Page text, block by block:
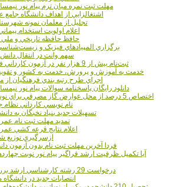
مهلت ثبت نمره میان ترم پیام نور نیمسال
اشتغالزايي از اهداف دانشگاه
تجليل از معلمان نمونه
اعلام اولويت استخدام پيماني 5 هزار
حافظ حافظه تاريخي و ملي
برگزاري المپيادهاي فيزيک و
سهم وانت در انتقال دانش
ثبت‌نام بيش از 9 هزار نفر در آزمون کارداني فني و حرفه‌اي
خدمت به آموزش و پرورش، خدمت به کشور و
اجراي طرح رتبه بندي فرهنگيان از
دانلود رایگان پاسخنامه سوالات پیام نور نیمسال
اختصاص 5 درصد از محل عوارض گاز مصرفي براي نوسازي مدارس
نام نويسي کارداني نظام
تسهيلات جديد بنياد نخبگان به
تمديد مهلت ثبت نام
اعلام نتايج قرعه کشي
ازسرگيري توزيع
فردا آخرین مهلت ثبت نام بدون آزمون
آیا تکمیل ظرفیت ارشد فراگیر پیام نور نوبت
درخواست 29 رشته کارشناسي ارشد بررسي مي شود
انتصابات جديد در